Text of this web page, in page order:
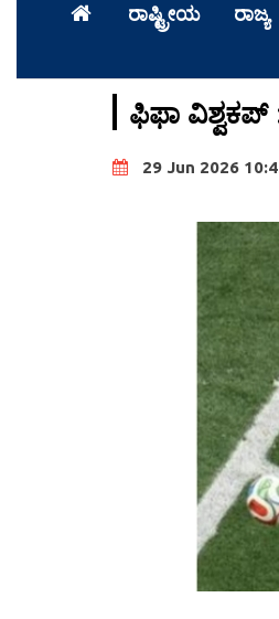
ರಾಷ್ಟ್ರೀಯ ರಾಜ್ಯ
ಫಿಫಾ
29 Jun 2026